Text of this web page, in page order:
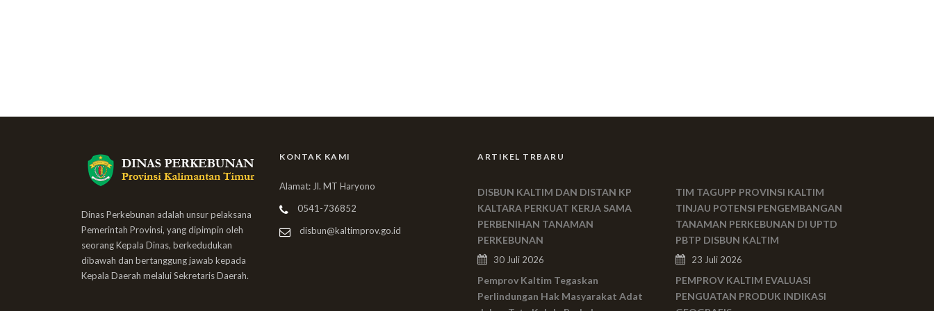
Dinas Perkebunan adalah unsur pelaksana
Pemerintah Provinsi, yang dipimpin oleh
seorang Kepala Dinas, berkedudukan
dibawah dan bertanggung jawab kepada
Kepala Daerah melalui Sekretaris Daerah.
KONTAK KAMI
Alamat: Jl. MT Haryono
0541-736852
disbun@kaltimprov.go.id
ARTIKEL TRBARU
DISBUN KALTIM DAN DISTAN KP
KALTARA PERKUAT KERJA SAMA
PERBENIHAN TANAMAN
PERKEBUNAN
30 Juli 2026
Pemprov Kaltim Tegaskan
Perlindungan Hak Masyarakat Adat
TIM TAGUPP PROVINSI KALTIM
TINJAU POTENSI PENGEMBANGAN
TANAMAN PERKEBUNAN DI UPTD
PBTP DISBUN KALTIM
23 Juli 2026
PEMPROV KALTIM EVALUASI
PENGUATAN PRODUK INDIKASI